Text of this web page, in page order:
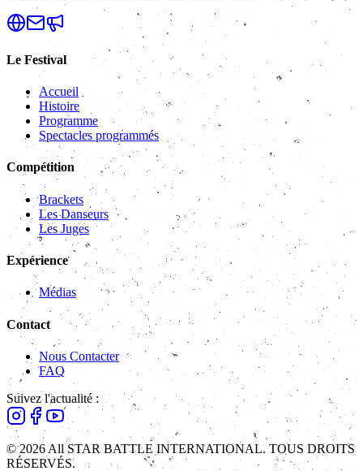
Le Festival
Accueil
Histoire
Programme
Spectacles programmés
Compétition
Brackets
Les Danseurs
Les Juges
Expérience
Médias
Contact
Nous Contacter
FAQ
Suivez l'actualité :
© 2026 All STAR BATTLE INTERNATIONAL. TOUS DROITS
RÉSERVÉS.